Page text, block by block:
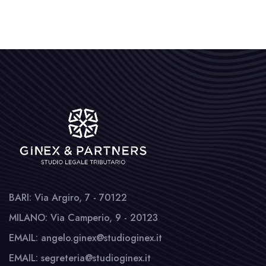
BARI: Via Argiro, 7 - 70122
MILANO: Via Camperio, 9 - 20123
EMAIL: angelo.ginex@studioginex.it
EMAIL: segreteria@studioginex.it